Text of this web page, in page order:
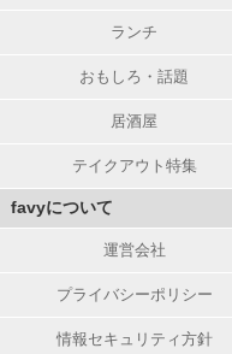
ランチ
おもしろ・話題
居酒屋
テイクアウト特集
favyについて
運営会社
プライバシーポリシー
情報セキュリティ方針